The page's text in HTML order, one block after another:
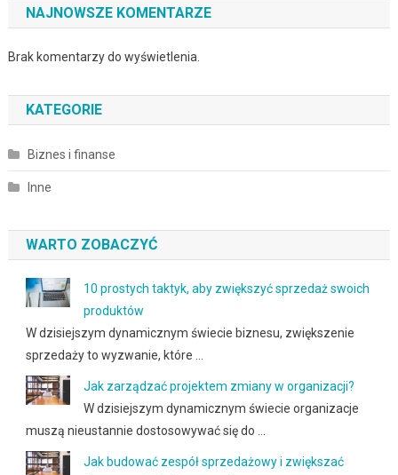
NAJNOWSZE KOMENTARZE
Brak komentarzy do wyświetlenia.
KATEGORIE
Biznes i finanse
Inne
WARTO ZOBACZYĆ
10 prostych taktyk, aby zwiększyć sprzedaż swoich
produktów
W dzisiejszym dynamicznym świecie biznesu, zwiększenie
sprzedaży to wyzwanie, które …
Jak zarządzać projektem zmiany w organizacji?
W dzisiejszym dynamicznym świecie organizacje
muszą nieustannie dostosowywać się do …
Jak budować zespół sprzedażowy i zwiększać